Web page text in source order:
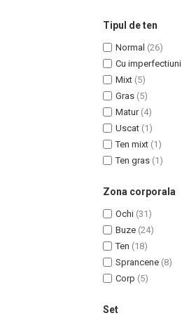
Tipul de ten
Normal (26)
Cu imperfectiuni
Mixt (5)
Gras (5)
Matur (4)
Uscat (1)
Ten mixt (1)
Ten gras (1)
Zona corporala
Ochi (31)
Buze (24)
Ten (18)
Sprancene (8)
Corp (5)
Set